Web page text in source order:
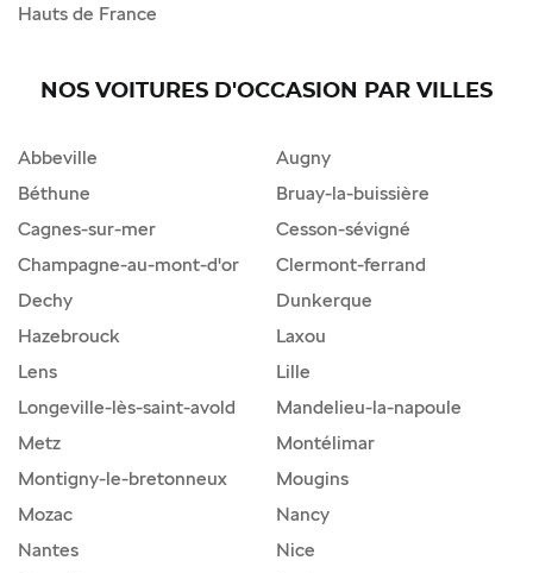
Hauts de France
NOS VOITURES D'OCCASION PAR VILLES
Abbeville
Augny
Béthune
Bruay-la-buissière
Cagnes-sur-mer
Cesson-sévigné
Champagne-au-mont-d'or
Clermont-ferrand
Dechy
Dunkerque
Hazebrouck
Laxou
Lens
Lille
Longeville-lès-saint-avold
Mandelieu-la-napoule
Metz
Montélimar
Montigny-le-bretonneux
Mougins
Mozac
Nancy
Nantes
Nice